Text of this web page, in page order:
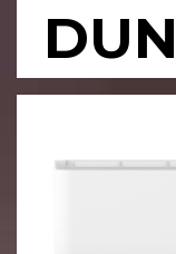
Primary